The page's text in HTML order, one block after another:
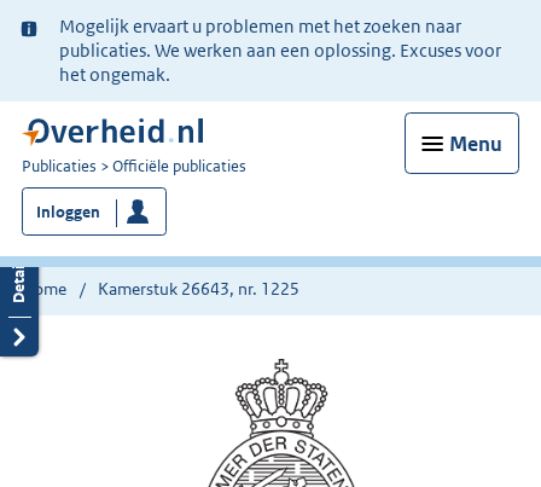
Ter
informatie:
Mogelijk ervaart u problemen met het zoeken naar
publicaties. We werken aan een oplossing. Excuses voor
het ongemak.
Menu
U
bent
nu
hier:
Publicaties Officiële publicaties
Inloggen
Home Kamerstuk 26643, nr. 1225